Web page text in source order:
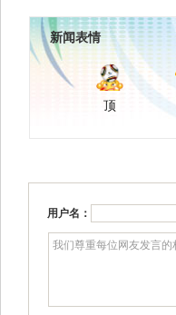
新闻表情
顶
用户名：